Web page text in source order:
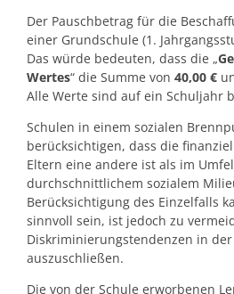
Der Pauschbetrag für die
einer Grundschule (1.
Das würde bedeuten, dass die „
Wertes“ die Summe von 40,00 €
Alle Werte sind auf ein Schuljahr
Schulen in einem sozialen
berücksichtigen, dass die
Eltern eine andere ist als im
durchschnittlichem sozialem
Berücksichtigung des Einzelfalls
sinnvoll sein, ist jedoch zu
Diskriminierungstendenzen in der
auszuschließen.
Die von der Schule erworbenen